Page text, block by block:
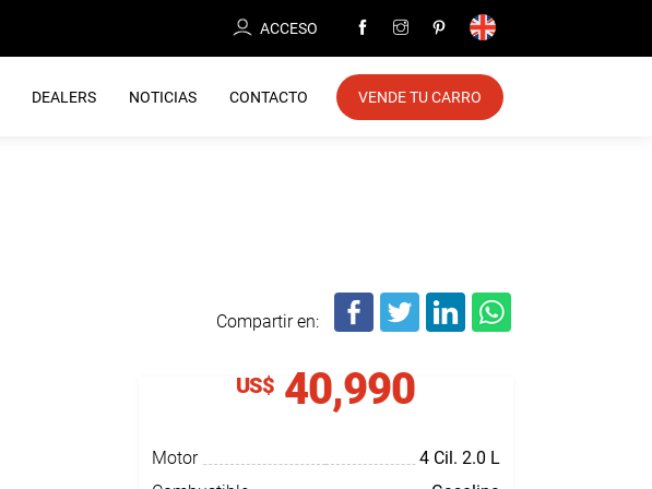
ACCESO
DEALERS NOTICIAS CONTACTO VENDE TU CARRO
Compartir en:
US$ 40,990
Motor 4 Cil. 2.0 L